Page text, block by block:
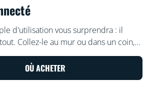
d'utilisation vous surprendra : il
Collez-le au mur ou dans un coin,
le sur une surface métallique grâce à
Emportez-le avec vous dans
contrôlez vos lumières rapidement.
OÙ ACHETER